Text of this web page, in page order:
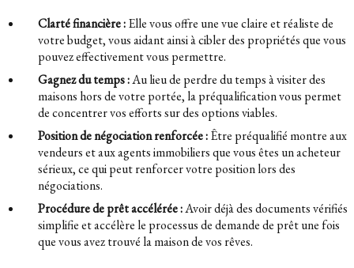
Clarté financière :Elle vous offre une vue claire et réaliste de
votre budget, vous aidant ainsi à cibler des propriétés que vous
pouvez effectivement vous permettre.
Gagnez du temps :Au lieu de perdre du temps à visiter des
maisons hors de votre portée, la préqualification vous permet
de concentrer vos efforts sur des options viables.
Position de négociation renforcée :Être préqualifié montre aux
vendeurs et aux agents immobiliers que vous êtes un acheteur
sérieux, ce qui peut renforcer votre position lors des
négociations.
Procédure de prêt accélérée :Avoir déjà des documents vérifiés
simplifie et accélère le processus de demande de prêt une fois
que vous avez trouvé la maison de vos rêves.